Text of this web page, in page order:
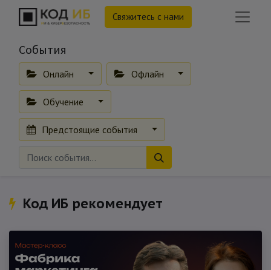
Свяжитесь с нами
События
Онлайн Офлайн
Обучение
Предстоящие события
Код ИБ рекомендует